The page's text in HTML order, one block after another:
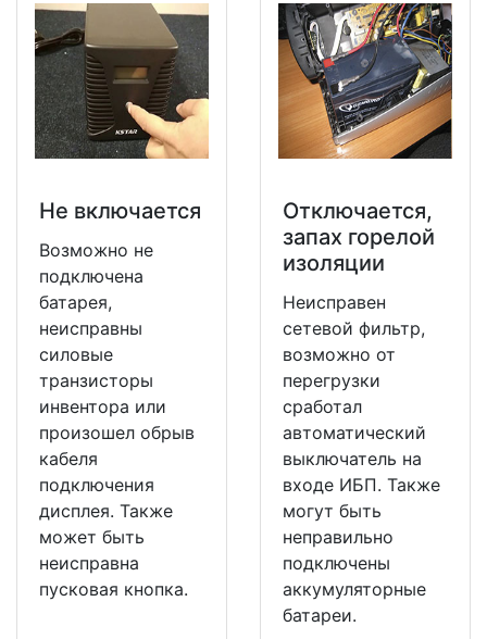
Не включается
Возможно не
подключена
батарея,
неисправны
силовые
транзисторы
инвентора или
произошел обрыв
кабеля
подключения
дисплея. Также
может быть
неисправна
пусковая кнопка.
Отключается,
запах горелой
изоляции
Неисправен
сетевой фильтр,
возможно от
перегрузки
сработал
автоматический
выключатель на
входе ИБП. Также
могут быть
неправильно
подключены
аккумуляторные
батареи.